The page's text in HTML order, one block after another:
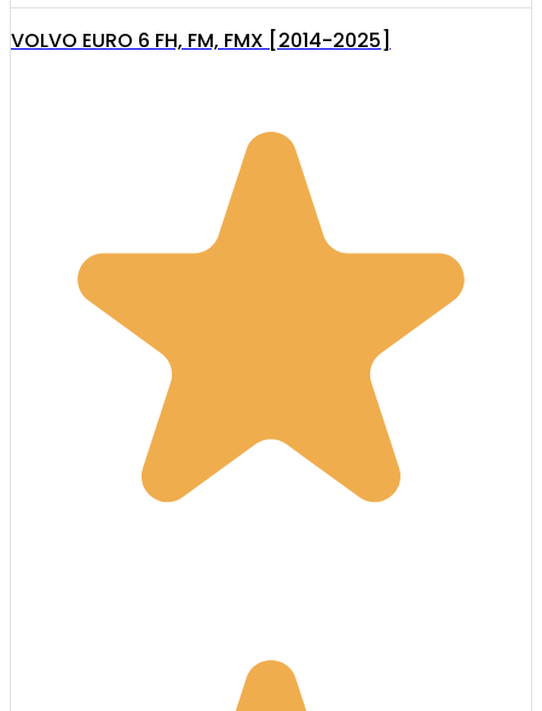
VOLVO EURO 6 FH, FM, FMX [2014-2025]